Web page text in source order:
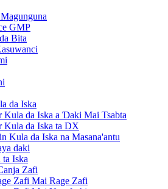
GMP
Bita
da Iska
Kula da Iska a Ɗaki Mai Tsabta
Kula da Iska ta DX
Kula da Iska na Masana'antu
daki
Iska
Zafi
Zafi Mai Rage Zafi